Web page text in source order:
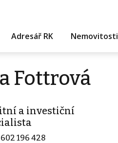
Adresář RK Nemovitosti
Fottrová
a investiční
196 428